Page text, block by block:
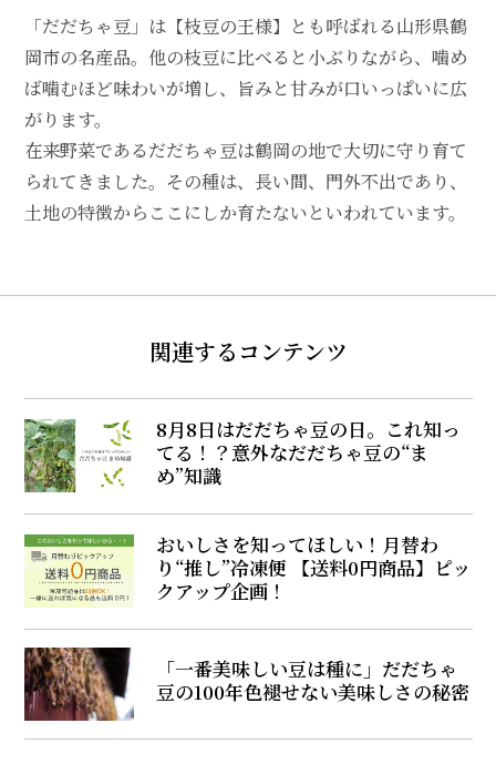
「だだちゃ豆」は【枝豆の王様】とも呼ばれる山形県鶴
岡市の名産品。他の枝豆に比べると小ぶりながら、噛め
ば噛むほど味わいが増し、旨みと甘みが口いっぱいに広
がります。
在来野菜であるだだちゃ豆は鶴岡の地で大切に守り育て
られてきました。その種は、長い間、門外不出であり、
土地の特徴からここにしか育たないといわれています。
関連するコンテンツ
8月8日はだだちゃ豆の日。これ知っ
てる！？意外なだだちゃ豆の“ま
め”知識
おいしさを知ってほしい！月替わ
り“推し”冷凍便 【送料0円商品】ピッ
クアップ企画！
「一番美味しい豆は種に」だだちゃ
豆の100年色褪せない美味しさの秘密